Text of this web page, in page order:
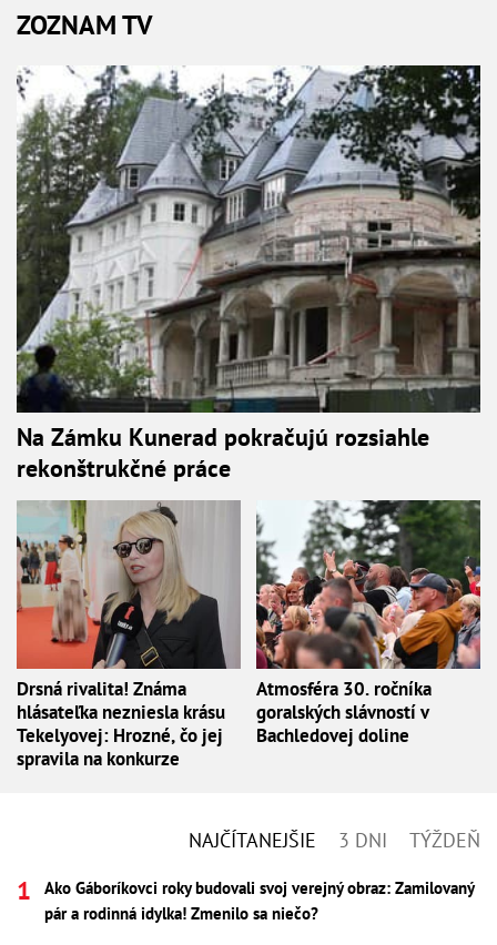
ZOZNAM TV
Na Zámku Kunerad pokračujú rozsiahle
rekonštrukčné práce
Drsná rivalita! Známa
hlásateľka nezniesla krásu
Tekelyovej: Hrozné, čo jej
spravila na konkurze
Atmosféra 30. ročníka
goralských slávností v
Bachledovej doline
NAJČÍTANEJŠIE 3 DNI TÝŽDEŇ
Ako Gáboríkovci roky budovali svoj verejný obraz: Zamilovaný
pár a rodinná idylka! Zmenilo sa niečo?